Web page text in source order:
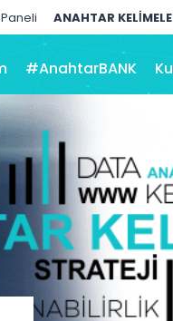
ANAHTAR
#AnahtarBANK